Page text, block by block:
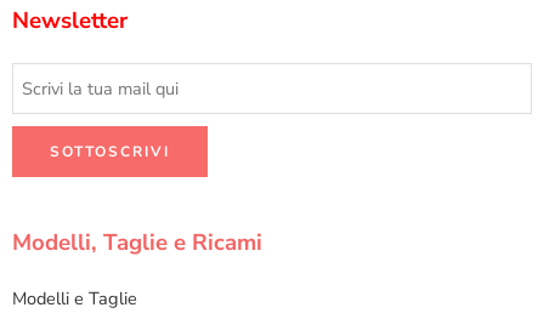
Newsletter
Modelli, Taglie e Ricami
Modelli e Taglie